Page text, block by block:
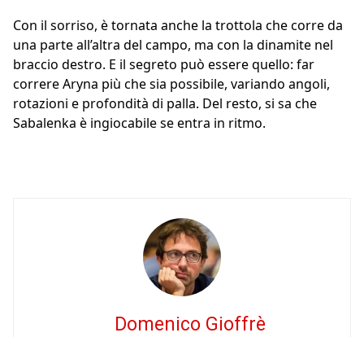
Con il sorriso, è tornata anche la trottola che corre da
una parte all’altra del campo, ma con la dinamite nel
braccio destro. E il segreto può essere quello: far
correre Aryna più che sia possibile, variando angoli,
rotazioni e profondità di palla. Del resto, si sa che
Sabalenka è ingiocabile se entra in ritmo.
Domenico Gioffrè